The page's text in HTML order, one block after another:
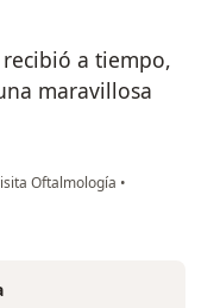
a tiempo,
maravillosa
Oftalmología •